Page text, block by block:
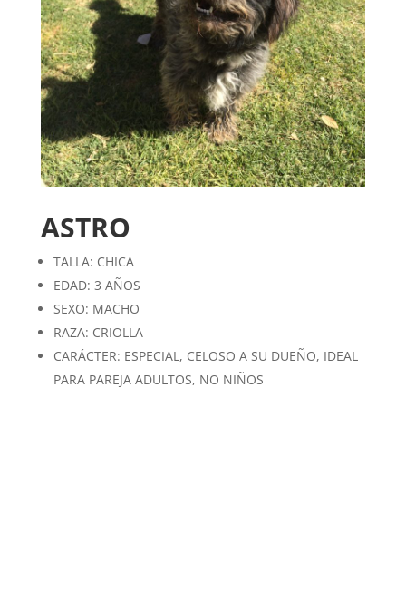
ASTRO
TALLA: CHICA
EDAD: 3 AÑOS
SEXO: MACHO
RAZA: CRIOLLA
CARÁCTER: ESPECIAL, CELOSO A SU DUEÑO, IDEAL
PARA PAREJA ADULTOS, NO NIÑOS